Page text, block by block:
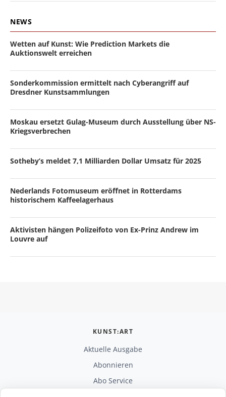
NEWS
Wetten auf Kunst: Wie Prediction Markets die
Auktionswelt erreichen
Sonderkommission ermittelt nach Cyberangriff auf
Dresdner Kunstsammlungen
Moskau ersetzt Gulag-Museum durch Ausstellung über NS-
Kriegsverbrechen
Sotheby’s meldet 7,1 Milliarden Dollar Umsatz für 2025
Nederlands Fotomuseum eröffnet in Rotterdams
historischem Kaffeelagerhaus
Aktivisten hängen Polizeifoto von Ex-Prinz Andrew im
Louvre auf
KUNST:ART
Aktuelle Ausgabe
Abonnieren
Abo Service